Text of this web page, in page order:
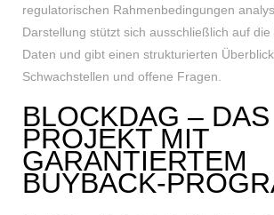
regulatorischen Rahmenbedingungen
Darstellung stützt sich ausschließlich auf
Daten und gibt einen strukturierten
Schwachstellen und offene Fragen.
BLOCKDAG – DAS
PROJEKT MIT
GARANTIERTEM
BUYBACK-